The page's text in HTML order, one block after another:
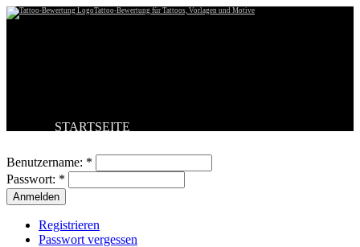
Tattoo-Bewertung für Tattoos, Vorlagen und Motive
STARTSEITE
BESTE TATTOOS
NEUESTE TATTOOS
KOMMENTARE
FORUM
Benutzername: *
Passwort: *
Registrieren
Passwort vergessen